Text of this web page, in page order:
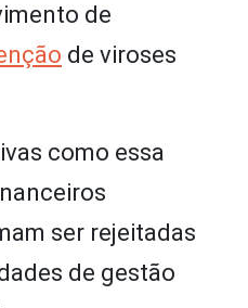
de
de viroses
como essa
ser rejeitadas
de gestão